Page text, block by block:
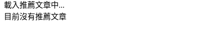
載入推薦文章中...
目前沒有推薦文章